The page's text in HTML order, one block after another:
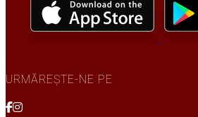
URMĂREȘTE-NE PE